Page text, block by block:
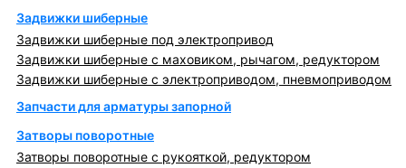
Задвижки шиберные
Задвижки шиберные под электропривод
Задвижки шиберные с маховиком, рычагом, редуктором
Задвижки шиберные с электроприводом, пневмоприводом
Запчасти для арматуры запорной
Затворы поворотные
Затворы поворотные с рукояткой, редуктором